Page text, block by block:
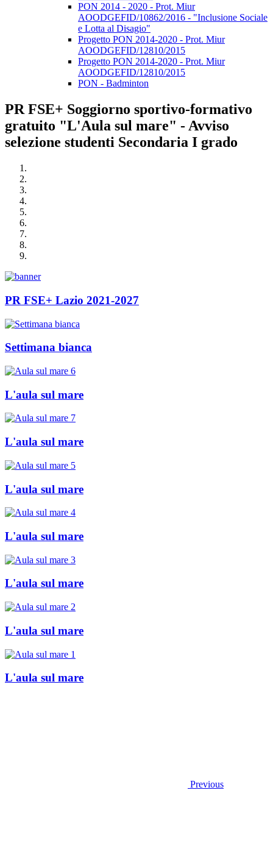
PON 2014 - 2020 - Prot. Miur
AOODGEFID/10862/2016 - "Inclusione Sociale
e Lotta al Disagio"
Progetto PON 2014-2020 - Prot. Miur
AOODGEFID/12810/2015
Progetto PON 2014-2020 - Prot. Miur
AOODGEFID/12810/2015
PON - Badminton
PR FSE+ Soggiorno sportivo-formativo
gratuito "L'Aula sul mare" - Avviso
selezione studenti Secondaria I grado
PR FSE+ Lazio 2021-2027
Settimana bianca
L'aula sul mare
L'aula sul mare
L'aula sul mare
L'aula sul mare
L'aula sul mare
L'aula sul mare
L'aula sul mare
Previous